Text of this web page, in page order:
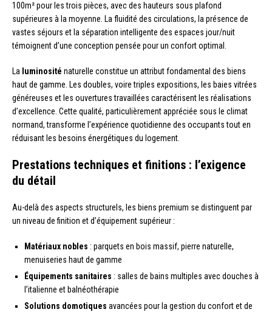
100m² pour les trois pièces, avec des hauteurs sous plafond
supérieures à la moyenne. La fluidité des circulations, la présence de
vastes séjours et la séparation intelligente des espaces jour/nuit
témoignent d’une conception pensée pour un confort optimal.
La luminosité naturelle constitue un attribut fondamental des biens
haut de gamme. Les doubles, voire triples expositions, les baies vitrées
généreuses et les ouvertures travaillées caractérisent les réalisations
d’excellence. Cette qualité, particulièrement appréciée sous le climat
normand, transforme l’expérience quotidienne des occupants tout en
réduisant les besoins énergétiques du logement.
Prestations techniques et finitions : l’exigence
du détail
Au-delà des aspects structurels, les biens premium se distinguent par
un niveau de finition et d’équipement supérieur :
Matériaux nobles : parquets en bois massif, pierre naturelle,
menuiseries haut de gamme
Équipements sanitaires : salles de bains multiples avec douches à
l’italienne et balnéothérapie
Solutions domotiques avancées pour la gestion du confort et de